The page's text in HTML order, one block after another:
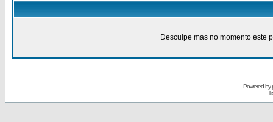
Desculpe mas no momento este
Powered by